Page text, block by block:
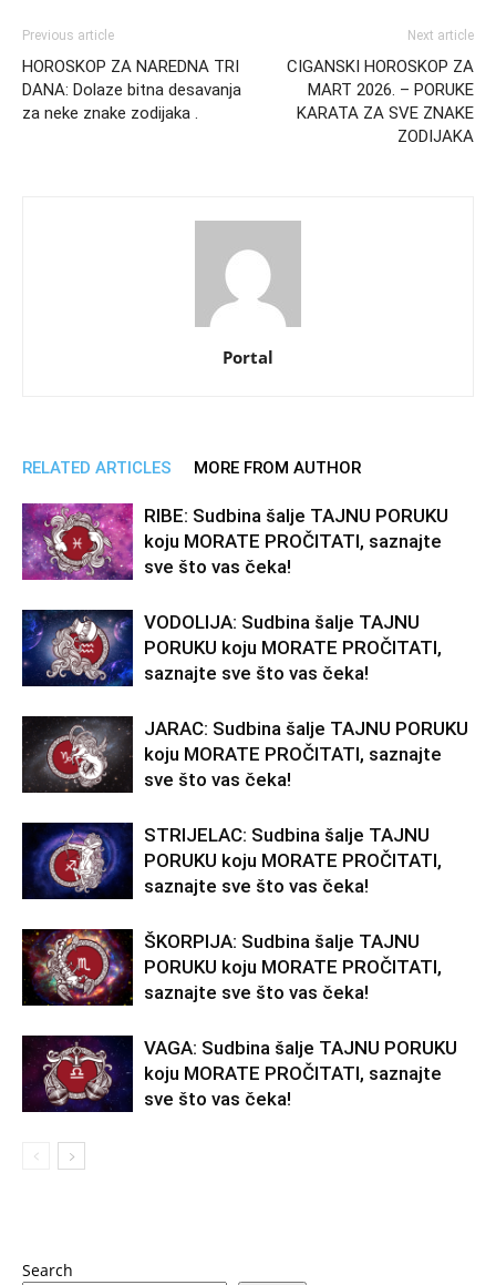
Previous article
HOROSKOP ZA NAREDNA TRI
DANA: Dolaze bitna desavanja
za neke znake zodijaka .
Next article
CIGANSKI HOROSKOP ZA
MART 2026. – PORUKE
KARATA ZA SVE ZNAKE
ZODIJAKA
Portal
RELATED ARTICLES MORE FROM AUTHOR
RIBE: Sudbina šalje TAJNU PORUKU
koju MORATE PROČITATI, saznajte
sve što vas čeka!
VODOLIJA: Sudbina šalje TAJNU
PORUKU koju MORATE PROČITATI,
saznajte sve što vas čeka!
JARAC: Sudbina šalje TAJNU PORUKU
koju MORATE PROČITATI, saznajte
sve što vas čeka!
STRIJELAC: Sudbina šalje TAJNU
PORUKU koju MORATE PROČITATI,
saznajte sve što vas čeka!
ŠKORPIJA: Sudbina šalje TAJNU
PORUKU koju MORATE PROČITATI,
saznajte sve što vas čeka!
VAGA: Sudbina šalje TAJNU PORUKU
koju MORATE PROČITATI, saznajte
sve što vas čeka!
Search